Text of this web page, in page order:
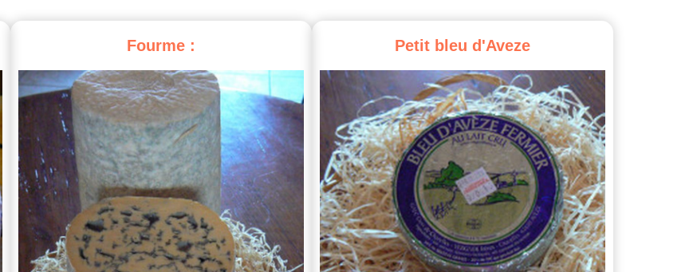
Fourme : Petit bleu d'Aveze